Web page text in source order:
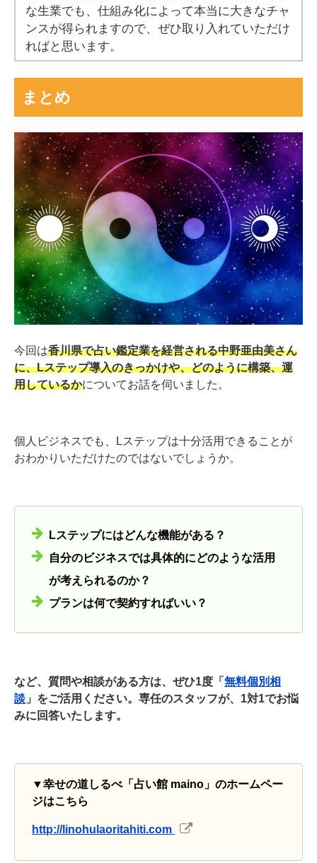
な生業でも、仕組み化によって本当に大きなチャ
ンスが得られますので、ぜひ取り入れていただけ
ればと思います。
まとめ
今回は香川県で占い鑑定業を経営される中野亜由美さん
に、Lステップ導入のきっかけや、どのように構築、運
用しているかについてお話を伺いました。
個人ビジネスでも、Lステップは十分活用できることが
おわかりいただけたのではないでしょうか。
Lステップにはどんな機能がある？
自分のビジネスでは具体的にどのような活用
が考えられるのか？
プランは何で契約すればいい？
など、質問や相談がある方は、ぜひ1度「 無料個別相
談 」をご活用ください。専任のスタッフが、1対1でお悩
みに回答いたします。
▼幸せの道しるべ「占い館 maino」のホームペー
ジはこちら
http://linohulaoritahiti.com